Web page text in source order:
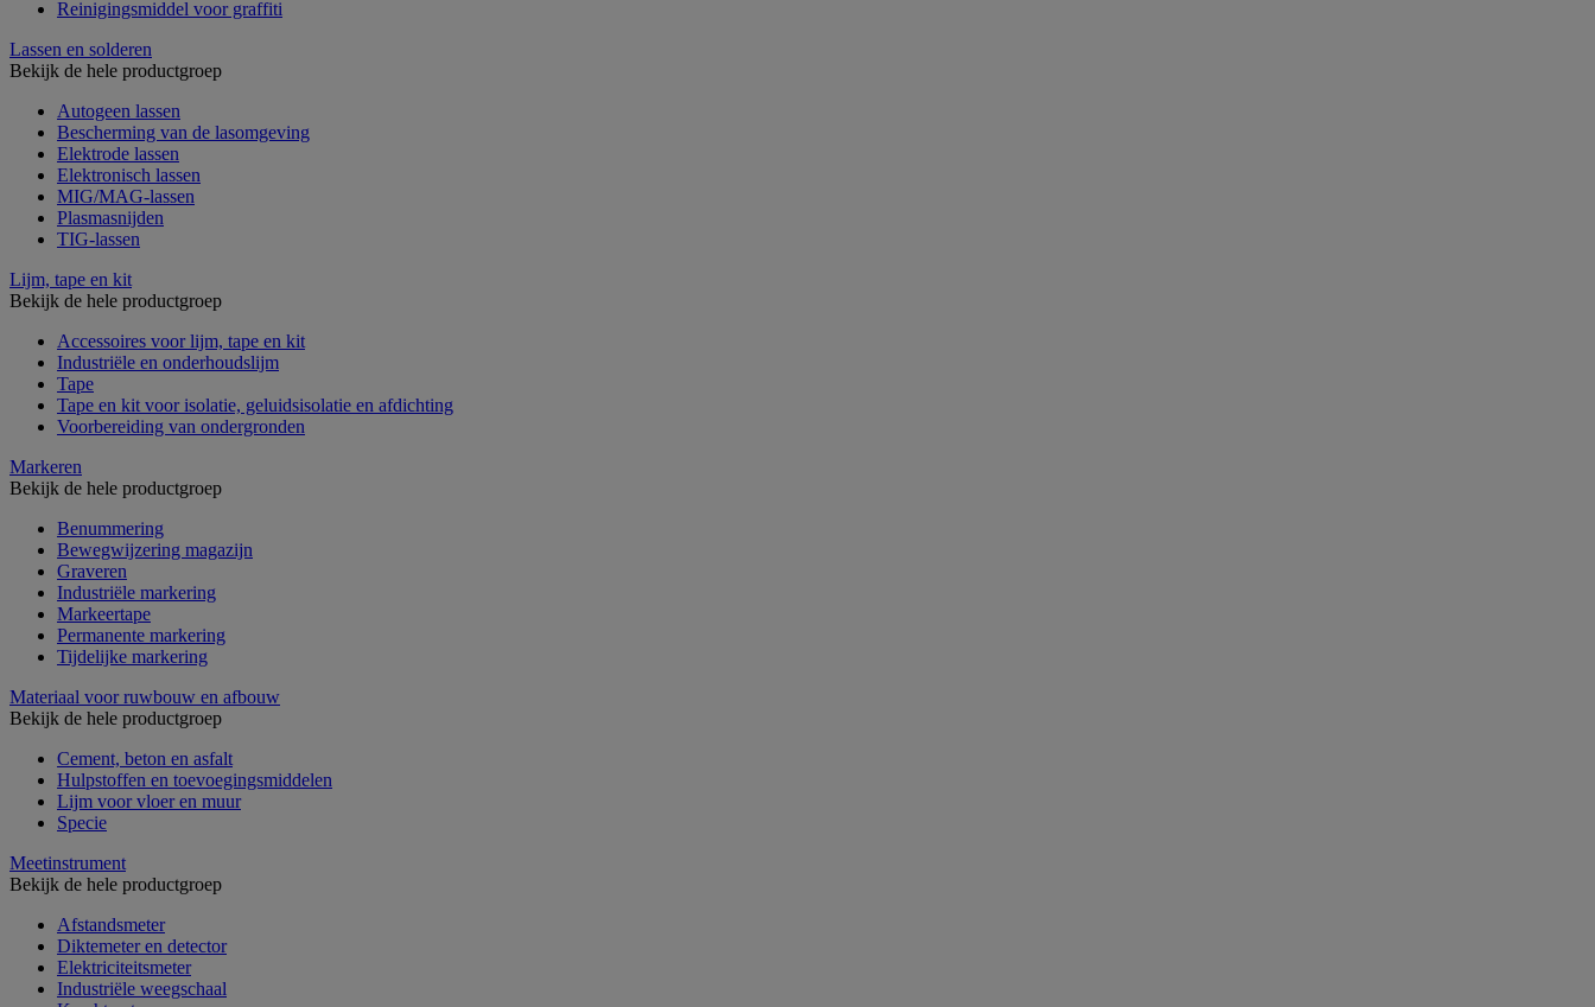
Reinigingsmiddel voor graffiti
Lassen en solderen
Bekijk de hele productgroep
Autogeen lassen
Bescherming van de lasomgeving
Elektrode lassen
Elektronisch lassen
MIG/MAG-lassen
Plasmasnijden
TIG-lassen
Lijm, tape en kit
Bekijk de hele productgroep
Accessoires voor lijm, tape en kit
Industriële en onderhoudslijm
Tape
Tape en kit voor isolatie, geluidsisolatie en afdichting
Voorbereiding van ondergronden
Markeren
Bekijk de hele productgroep
Benummering
Bewegwijzering magazijn
Graveren
Industriële markering
Markeertape
Permanente markering
Tijdelijke markering
Materiaal voor ruwbouw en afbouw
Bekijk de hele productgroep
Cement, beton en asfalt
Hulpstoffen en toevoegingsmiddelen
Lijm voor vloer en muur
Specie
Meetinstrument
Bekijk de hele productgroep
Afstandsmeter
Diktemeter en detector
Elektriciteitsmeter
Industriële weegschaal